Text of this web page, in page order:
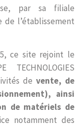
par sa filiale
l’établissement
ce site rejoint le
de vente, de
ainsi
de matériels de
notamment des